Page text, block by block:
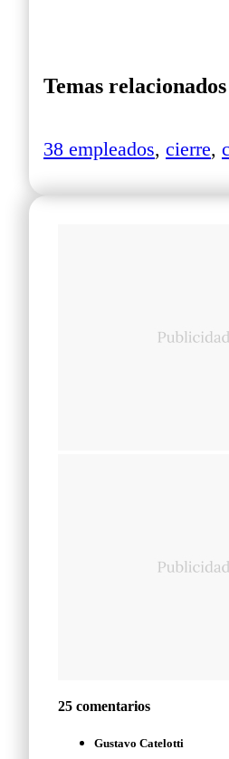
Temas relacionados
38 empleados, cierre,
25 comentarios
Gustavo Catelotti